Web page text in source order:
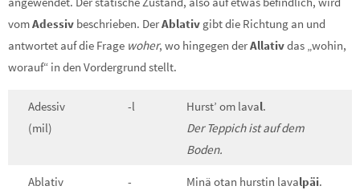
vomAdessiv beschrieben. DerAblativ gibt die Richtung an und
antwortet auf die Frage woher, wo hingegen derAllativdas „wohin,
worauf“ in den Vordergrund stellt.
Adessiv
(mil)
-l Hurst’ om laval.
Der Teppich ist auf dem
Boden.
Ablativ
-
Minä otan hurstin lavalpäi.